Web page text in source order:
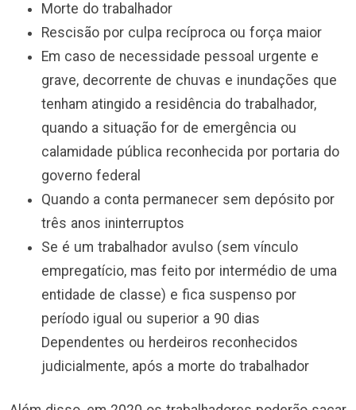
Morte do trabalhador
Rescisão por culpa recíproca ou força maior
Em caso de necessidade pessoal urgente e
grave, decorrente de chuvas e inundações que
tenham atingido a residência do trabalhador,
quando a situação for de emergência ou
calamidade pública reconhecida por portaria do
governo federal
Quando a conta permanecer sem depósito por
três anos ininterruptos
Se é um trabalhador avulso (sem vínculo
empregatício, mas feito por intermédio de uma
entidade de classe) e fica suspenso por
período igual ou superior a 90 dias
Dependentes ou herdeiros reconhecidos
judicialmente, após a morte do trabalhador